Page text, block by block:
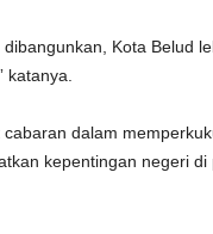
Kota Belud
dalam
kepentingan negeri di